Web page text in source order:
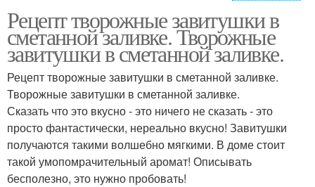
Завитушки без дрожжей Завитушки с начинкой
Завитушки на кефире Завитушки с творогом
Рецепт творожные завитушки в
сметанной заливке. Творожные
завитушки в сметанной заливке.
Рецепт творожные завитушки в сметанной заливке.
Творожные завитушки в сметанной заливке.
Сказать что это вкусно - это ничего не сказать - это
просто фантастически, нереально вкусно! Завитушки
получаются такими волшебно мягкими. В доме стоит
такой умопомрачительный аромат! Описывать
бесполезно, это нужно пробовать!